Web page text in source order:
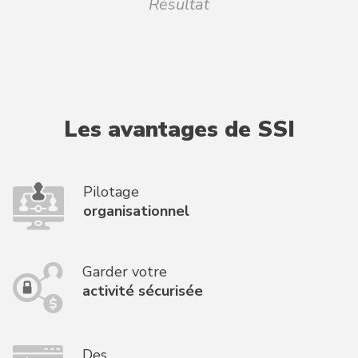
Les avantages de SSI
Pilotage
organisationnel
Garder votre
activité sécurisée